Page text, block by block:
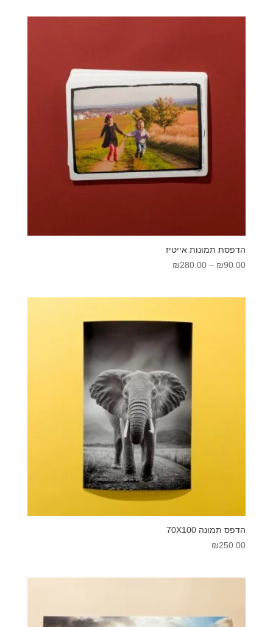
הדפסת תמונות אייטיז
₪90.00
–
₪280.00
טווח
⁦₪280.00⁩
הדפס תמונה 70X100
₪250.00